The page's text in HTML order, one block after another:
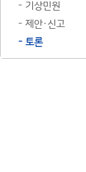
기상민원
제안·신고
토론